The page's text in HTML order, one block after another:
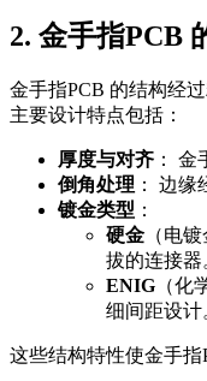
2. 金手指PCB
金手指PCB 的结构经
主要设计特点包括：
厚度与对齐 ：
倒角处理 ： 边缘
镀金类型 ：
硬金 （电
拔的连接器
ENIG （化
细间距设计
这些结构特性使金手指